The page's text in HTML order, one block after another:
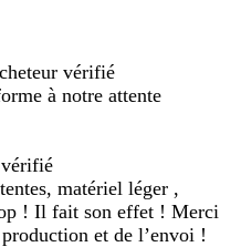
vérifié
à notre attente
matériel léger ,
! Il fait son effet ! Merci
et de l’envoi !